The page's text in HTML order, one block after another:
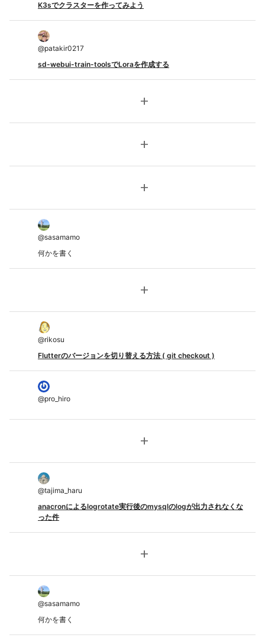
K3sでクラスターを作ってみよう
@patakir0217
sd-webui-train-toolsでLoraを作成する
add
add
add
@sasamamo
何かを書く
add
@rikosu
Flutterのバージョンを切り替える方法 ( git checkout )
@pro_hiro
add
@tajima_haru
anacronによるlogrotate実行後のmysqlのlogが出力されなくな
った件
add
@sasamamo
何かを書く